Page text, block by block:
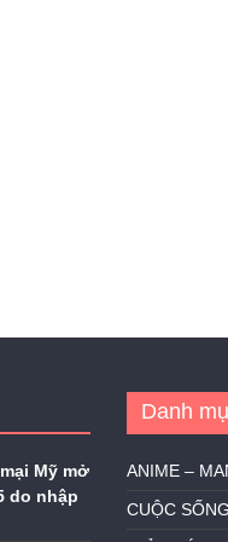
Mỹ mở
do nhập
Danh
ANIME –
CUỘC SỐNG